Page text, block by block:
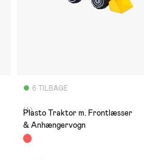
6 TILBAGE
(4)
Plasto Traktor m. Frontlæsser
& Anhængervogn